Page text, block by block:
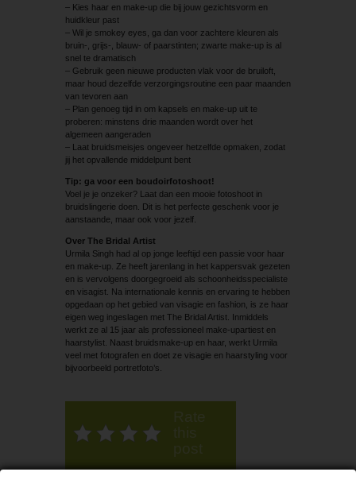
– Kies haar en make-up die bij jouw gezichtsvorm en
huidkleur past
– Wil je smokey eyes, ga dan voor zachtere kleuren als
bruin-, grijs-, blauw- of paarstinten; zwarte make-up is al
snel te dramatisch
– Gebruik geen nieuwe producten vlak voor de bruiloft,
maar houd dezelfde verzorgingsroutine een paar maanden
van tevoren aan
– Plan genoeg tijd in om kapsels en make-up uit te
proberen: minstens drie maanden wordt over het
algemeen aangeraden
– Laat bruidsmeisjes ongeveer hetzelfde opmaken, zodat
jij het opvallende middelpunt bent
Tip: ga voor een boudoirfotoshoot!
Voel je je onzeker? Laat dan een mooie fotoshoot in
bruidslingerie doen. Dit is het perfecte geschenk voor je
aanstaande, maar ook voor jezelf.
Over The Bridal Artist
Urmila Singh had al op jonge leeftijd een passie voor haar
en make-up. Ze heeft jarenlang in het kappersvak gezeten
en is vervolgens doorgegroeid als schoonheidsspecialiste
en visagist. Na internationale kennis en ervaring te hebben
opgedaan op het gebied van visagie en fashion, is ze haar
eigen weg ingeslagen met The Bridal Artist. Inmiddels
werkt ze al 15 jaar als professioneel make-upartiest en
haarstylist. Naast bruidsmake-up en haar, werkt Urmila
veel met fotografen en doet ze visagie en haarstyling voor
bijvoorbeeld portretfoto’s.